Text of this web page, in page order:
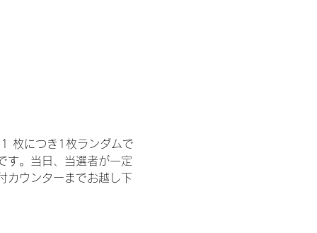
枚につき1枚ランダムで
す。当日、当選者が一定
カウンターまでお越し下